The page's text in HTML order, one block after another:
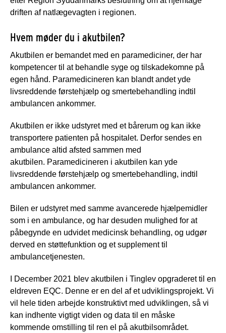
driften af natlægevagten i regionen.
Hvem møder du i akutbilen?
Akutbilen er bemandet med en paramediciner, der har
kompetencer til at behandle syge og tilskadekomne på
egen hånd. Paramedicineren kan blandt andet yde
livsreddende førstehjælp og smertebehandling indtil
ambulancen ankommer.
Akutbilen er ikke udstyret med et bårerum og kan ikke
transportere patienten på hospitalet. Derfor sendes en
ambulance altid afsted sammen med
akutbilen. Paramedicineren i akutbilen kan yde
livsreddende førstehjælp og smertebehandling, indtil
ambulancen ankommer.
Bilen er udstyret med samme avancerede hjælpemidler
som i en ambulance, og har desuden mulighed for at
påbegynde en udvidet medicinsk behandling, og udgør
derved en støttefunktion og et supplement til
ambulancetjenesten.
I December 2021 blev akutbilen i Tinglev opgraderet til en
eldreven EQC. Denne er en del af et udviklingsprojekt. Vi
vil hele tiden arbejde konstruktivt med udviklingen, så vi
kan indhente vigtigt viden og data til en måske
kommende omstilling til ren el på akutbilsområdet.